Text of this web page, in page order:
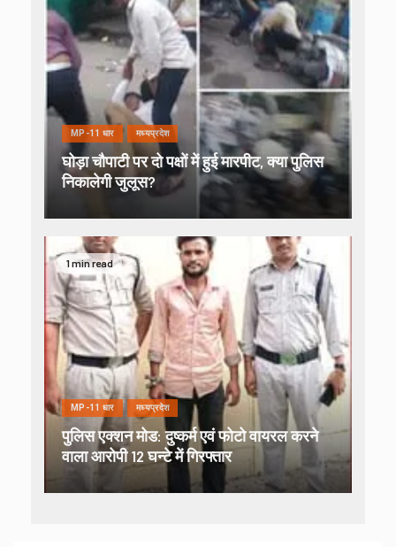
MP-11 धार मध्यप्रदेश
घोड़ा चौपाटी पर दो पक्षों में हुई मारपीट, क्या पुलिस
निकालेगी जुलूस?
1 min read
MP-11 धार मध्यप्रदेश
पुलिस एक्शन मोड: दुष्कर्म एवं फोटो वायरल करने
वाला आरोपी 12 घन्टे में गिरफ्तार